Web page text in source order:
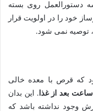
دستورالعمل روی بسته
خود را در اولویت قرار
توصیه نمی شود.
که قرص با معده خالی
بعد از غذا . این بدان
وجود نداشته باشد که